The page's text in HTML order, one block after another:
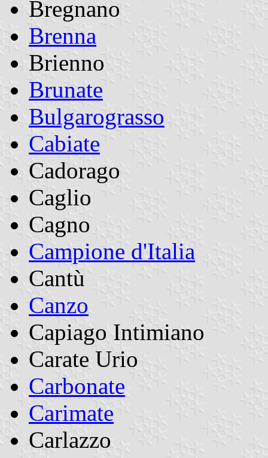
Bregnano
Brenna
Brienno
Brunate
Bulgarograsso
Cabiate
Cadorago
Caglio
Cagno
Campione d'Italia
Cantù
Canzo
Capiago Intimiano
Carate Urio
Carbonate
Carimate
Carlazzo